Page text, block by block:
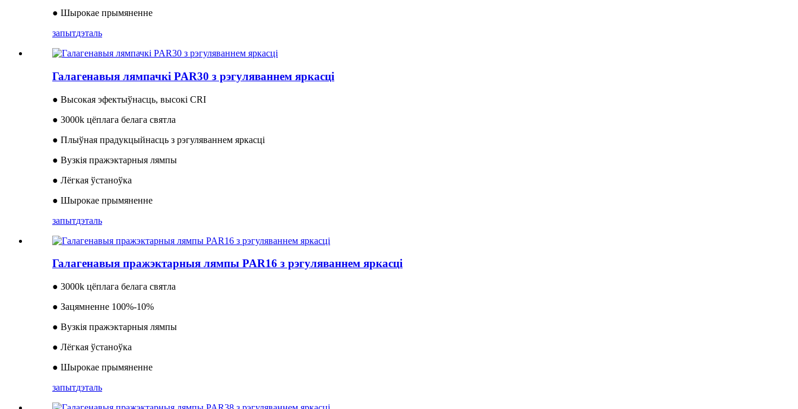
● Шырокае прымяненне
запытдэталь
Галагенавыя лямпачкі PAR30 з рэгуляваннем яркасці
● Высокая эфектыўнасць, высокі CRI
● 3000k цёплага белага святла
● Плыўная прадукцыйнасць з рэгуляваннем яркасці
● Вузкія пражэктарныя лямпы
● Лёгкая ўстаноўка
● Шырокае прымяненне
запытдэталь
Галагенавыя пражэктарныя лямпы PAR16 з рэгуляваннем яркасці
● 3000k цёплага белага святла
● Зацямненне 100%-10%
● Вузкія пражэктарныя лямпы
● Лёгкая ўстаноўка
● Шырокае прымяненне
запытдэталь